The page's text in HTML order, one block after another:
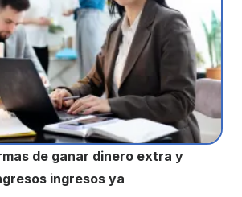
de ganar dinero extra y
ingresos ya